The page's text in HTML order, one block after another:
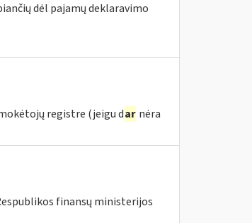
dėl pajamų deklaravimo
registre (jeigu dar nėra
finansų ministerijos